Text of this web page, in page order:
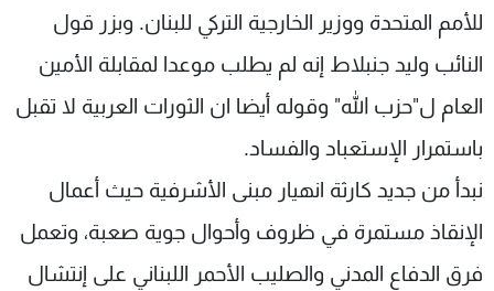
للأمم المتحدة ووزير الخارجية التركي للبنان. وبزر قول
النائب وليد جنبلاط إنه لم يطلب موعدا لمقابلة الأمين
العام ل"حزب الله" وقوله أيضا ان الثورات العربية لا تقبل
باستمرار الإستعباد والفساد.
نبدأ من جديد كارثة انهيار مبنى الأشرفية حيث أعمال
الإنقاذ مستمرة في ظروف وأحوال جوية صعبة، وتعمل
فرق الدفاع المدني والصليب الأحمر اللبناني على إنتشال